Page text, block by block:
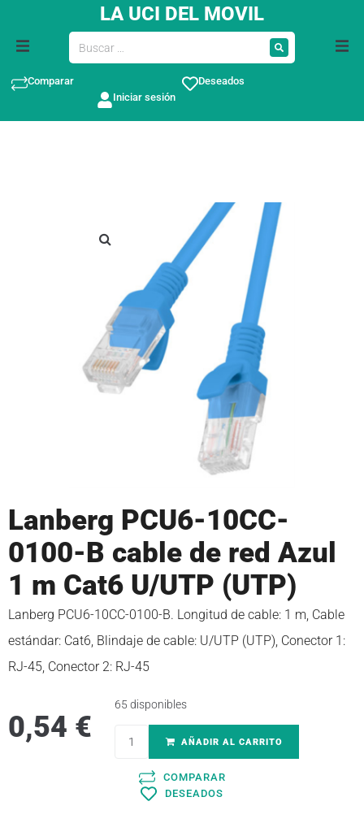
LA UCI DEL MOVIL
Comparar
Deseados
Iniciar sesión
Lanberg PCU6-10CC-
0100-B cable de red Azul
1 m Cat6 U/UTP (UTP)
Lanberg PCU6-10CC-0100-B. Longitud de cable: 1 m, Cable
estándar: Cat6, Blindaje de cable: U/UTP (UTP), Conector 1:
RJ-45, Conector 2: RJ-45
0,54 €
65 disponibles
AÑADIR AL CARRITO
COMPARAR
DESEADOS